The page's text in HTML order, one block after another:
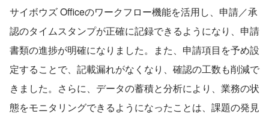
サイボウズ Officeのワークフロー機能を活用し、申請／承
認のタイムスタンプが正確に記録できるようになり、申請
書類の進捗が明確になりました。また、申請項目を予め設
定することで、記載漏れがなくなり、確認の工数も削減で
きました。さらに、データの蓄積と分析により、業務の状
態をモニタリングできるようになったことは、課題の発見